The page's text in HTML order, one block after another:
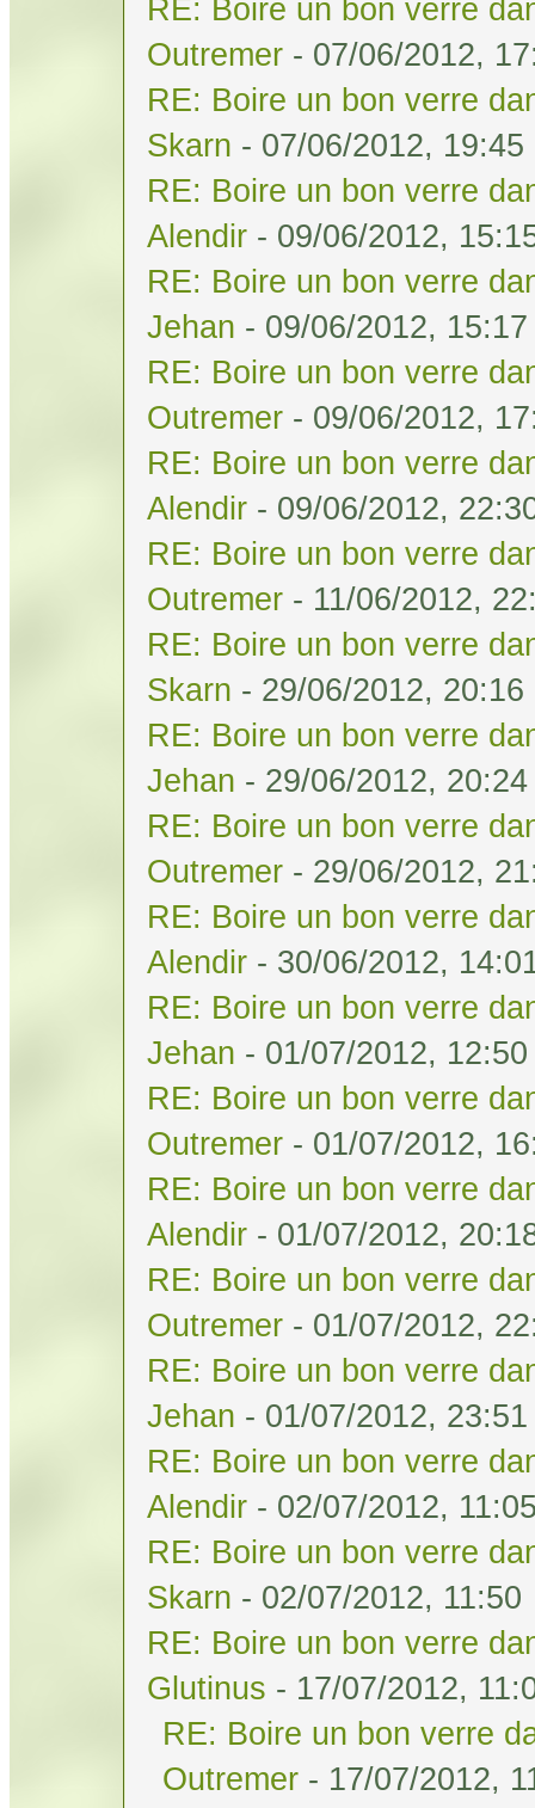
RE: Boire un bon verre
Outremer - 07/06/2012,
RE: Boire un bon verre
Skarn - 07/06/2012, 19:45
RE: Boire un bon verre
Alendir - 09/06/2012,
RE: Boire un bon verre
Jehan - 09/06/2012, 15:17
RE: Boire un bon verre
Outremer - 09/06/2012,
RE: Boire un bon verre
Alendir - 09/06/2012,
RE: Boire un bon verre
Outremer - 11/06/2012,
RE: Boire un bon verre
Skarn - 29/06/2012, 20:16
RE: Boire un bon verre
Jehan - 29/06/2012, 20:24
RE: Boire un bon verre
Outremer - 29/06/2012,
RE: Boire un bon verre
Alendir - 30/06/2012,
RE: Boire un bon verre
Jehan - 01/07/2012, 12:50
RE: Boire un bon verre
Outremer - 01/07/2012,
RE: Boire un bon verre
Alendir - 01/07/2012,
RE: Boire un bon verre
Outremer - 01/07/2012,
RE: Boire un bon verre
Jehan - 01/07/2012, 23:51
RE: Boire un bon verre
Alendir - 02/07/2012,
RE: Boire un bon verre
Skarn - 02/07/2012, 11:50
RE: Boire un bon verre
Glutinus - 17/07/2012,
RE: Boire un bon verre
Outremer - 17/07/2012,